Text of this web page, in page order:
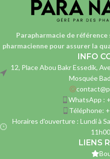
Parapharmacie de
pharmaciennepour assurer la
INFO
12, Place Abou Bakr Essedik,
Mosquée
WhatsApp :
Téléphone:
Horaires d'ouverture : Lundi à
LIENS